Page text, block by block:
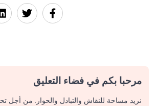
مرحبا بكم في فضاء التعليق
نريد مساحة للنقاش والتبادل والحوار. من أجل